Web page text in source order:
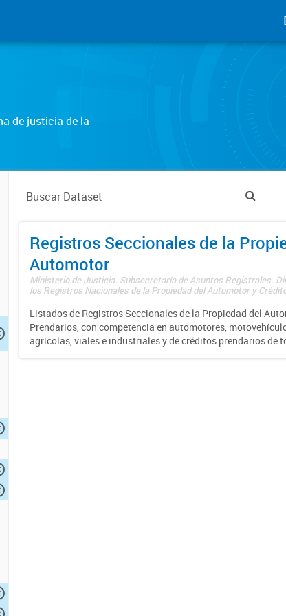
de justicia de la
Registros Seccionales de la
Automotor
Ministerio de Justicia. Subsecretaría de Asuntos Registrales.
los Registros Nacionales de la Propiedad del Automotor y
Listados de Registros Seccionales de la Propiedad del
Prendarios, con competencia en automotores,
agrícolas, viales e industriales y de créditos prendarios de